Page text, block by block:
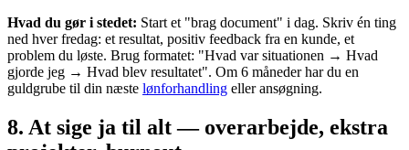
Hvad du gør i stedet: Start et "brag document" i dag. Skriv én ting
ned hver fredag: et resultat, positiv feedback fra en kunde, et
problem du løste. Brug formatet: "Hvad var situationen → Hvad
gjorde jeg → Hvad blev resultatet". Om 6 måneder har du en
guldgrube til din næste lønforhandling eller ansøgning.
8. At sige ja til alt — overarbejde, ekstra